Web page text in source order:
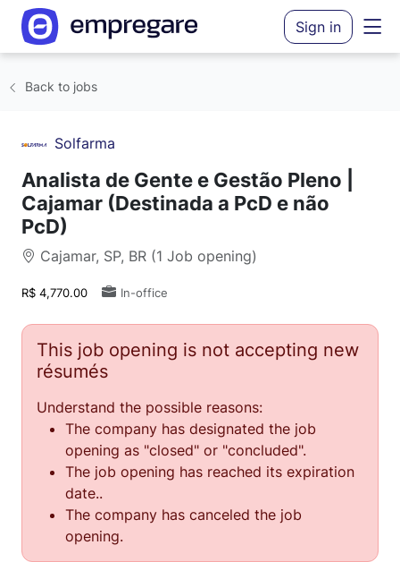
Sign in
Back to jobs
Solfarma
Analista de Gente e Gestão Pleno |
Cajamar (Destinada a PcD e não
PcD)
Cajamar, SP, BR (1 Job opening)
R$ 4,770.00 In-office
This job opening is not accepting new
résumés
Understand the possible reasons:
The company has designated the job
opening as "closed" or "concluded".
The job opening has reached its expiration
date..
The company has canceled the job
opening.